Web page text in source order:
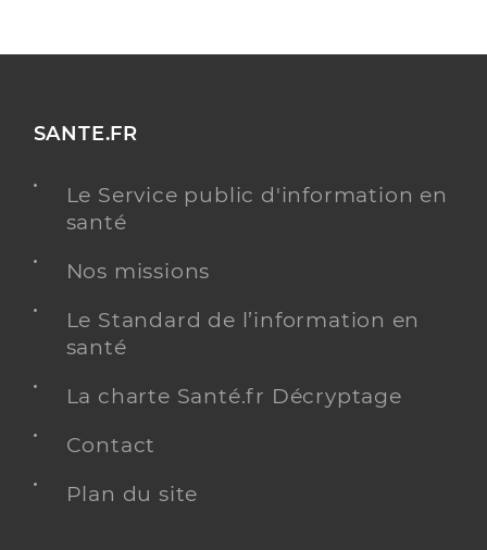
SANTE.FR
Le Service public d'information en
santé
Nos missions
Le Standard de l’information en
santé
La charte Santé.fr Décryptage
Contact
Plan du site